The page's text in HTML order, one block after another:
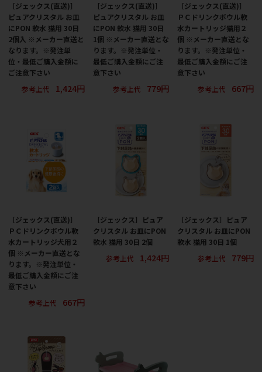
［ジェックス(直送)］
ピュアクリスタル お皿
にPON 軟水 猫用 30日
2個入 ※メーカー直送と
なります。※発注単
位・最低ご購入金額に
ご注意下さい
参考上代
1,424円
［ジェックス(直送)］
ピュアクリスタル お皿
にPON 軟水 猫用 30日
1個 ※メーカー直送とな
ります。※発注単位・
最低ご購入金額にご注
意下さい
参考上代
779円
［ジェックス(直送)］
ＰＣドリンクボウル軟
水カートリッジ猫用２
個 ※メーカー直送とな
ります。※発注単位・
最低ご購入金額にご注
意下さい
参考上代
667円
［ジェックス(直送)］
ＰＣドリンクボウル軟
水カートリッジ犬用２
個 ※メーカー直送とな
ります。※発注単位・
最低ご購入金額にご注
意下さい
参考上代
667円
［ジェックス］ピュア
クリスタル お皿にPON
軟水 猫用 30日 2個
参考上代
1,424円
［ジェックス］ピュア
クリスタル お皿にPON
軟水 猫用 30日 1個
参考上代
779円